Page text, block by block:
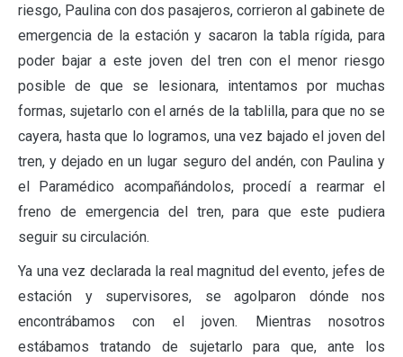
riesgo, Paulina con dos pasajeros, corrieron al gabinete de
emergencia de la estación y sacaron la tabla rígida, para
poder bajar a este joven del tren con el menor riesgo
posible de que se lesionara, intentamos por muchas
formas, sujetarlo con el arnés de la tablilla, para que no se
cayera, hasta que lo logramos, una vez bajado el joven del
tren, y dejado en un lugar seguro del andén, con Paulina y
el Paramédico acompañándolos, procedí a rearmar el
freno de emergencia del tren, para que este pudiera
seguir su circulación.
Ya una vez declarada la real magnitud del evento, jefes de
estación y supervisores, se agolparon dónde nos
encontrábamos con el joven. Mientras nosotros
estábamos tratando de sujetarlo para que, ante los